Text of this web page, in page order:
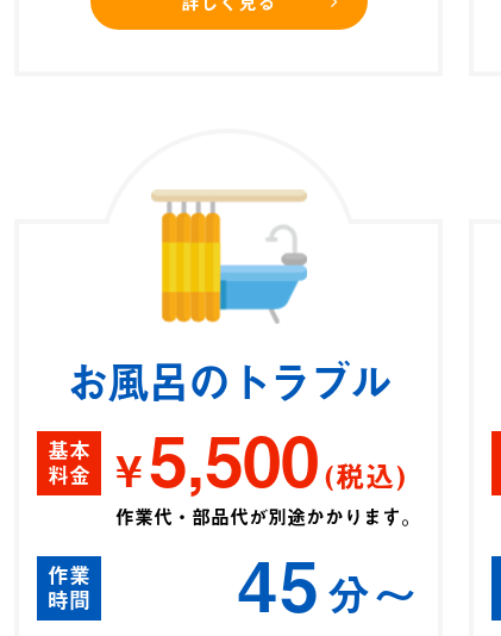
お風呂のトラブル
基本
料金 ¥5,500(税込)
作業代・部品代が別途かかります。
作業
時間 45分〜